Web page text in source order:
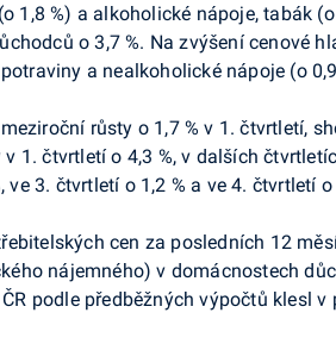
1,8 %) a alkoholické nápoje, tabák
o 3,7 %. Na zvýšení cenové
a nealkoholické nápoje (o
růsty o 1,7 % v 1. čtvrtletí,
čtvrtletí o 4,3 %, v dalších
3. čtvrtletí o 1,2 % a ve 4. čtvrtletí o
cen za posledních 12
nájemného) v domácnostech
podle předběžných výpočtů klesl